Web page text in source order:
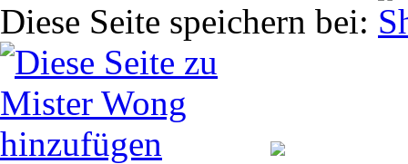
Diese Seite speichern bei: